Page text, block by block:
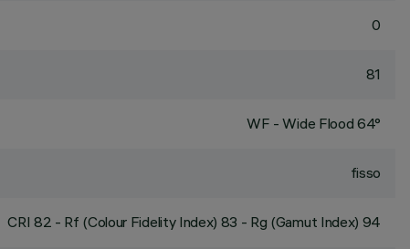
0
81
WF - Wide Flood 64°
fisso
CRI 82 - Rf (Colour Fidelity Index) 83 - Rg (Gamut Index) 94